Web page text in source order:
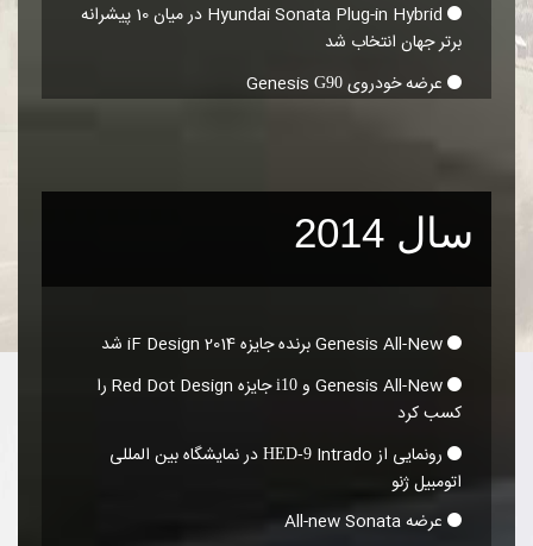
Hyundai Sonata Plug-in Hybrid در میان 10 پیشرانه
برتر جهان انتخاب شد
عرضه خودروی Genesis G90
سال 2014
Genesis All-New برنده جایزه iF Design 2014 شد
Genesis All-New و
i10
جایزه Red Dot Design را
کسب کرد
رونمایی از
HED-9Intrado در نمایشگاه بین المللی
اتومبیل ژنو
عرضه All-new Sonata